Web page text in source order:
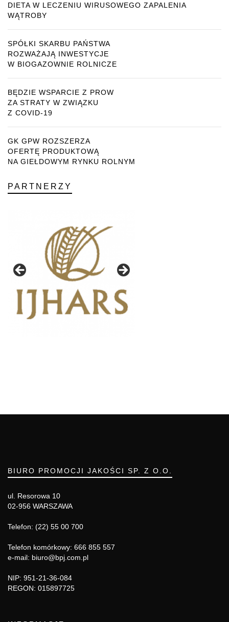
DIETA W LECZENIU WIRUSOWEGO ZAPALENIA
WĄTROBY
SPÓŁKI SKARBU PAŃSTWA
ROZWAŻAJĄ INWESTYCJE
W BIOGAZOWNIE ROLNICZE
BĘDZIE WSPARCIE Z PROW
ZA STRATY W ZWIĄZKU
Z COVID-19
GK GPW ROZSZERZA
OFERTĘ PRODUKTOWĄ
NA GIEŁDOWYM RYNKU ROLNYM
PARTNERZY
BIURO PROMOCJI JAKOŚCI SP. Z O.O.
ul. Resorowa 10
02-956 WARSZAWA
Telefon: (22) 55 00 700
Telefon komórkowy: 666 855 557
e-mail: biuro@bpj.com.pl
NIP: 951-21-36-084
REGON: 015897725